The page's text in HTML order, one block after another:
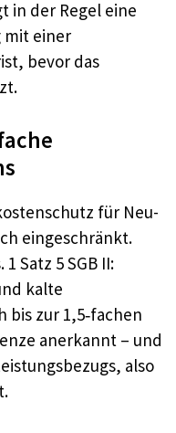
in der Regel eine
mit einer
bevor das
für Neu-
eingeschränkt.
Satz 5 SGB II:
kalte
zur 1,5‑fachen
anerkannt – und
also